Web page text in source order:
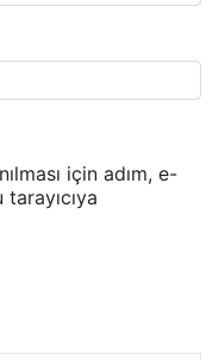
için adım, e-